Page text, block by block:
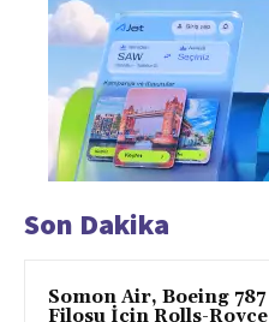
Son Dakika
Somon Air, Boeing 787
Filosu İçin Rolls-Royce